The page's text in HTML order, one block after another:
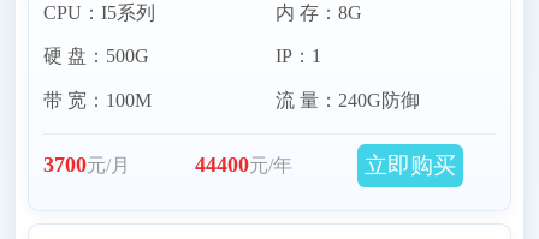
CPU：I5系列
硬 盘：500G
带 宽：100M
内 存：8G
IP：1
流 量：240G防御
3700元/月 44400元/年 立即购买